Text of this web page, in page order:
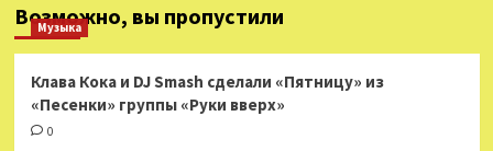
Возможно, вы пропустили
Музыка
Клава Кока и DJ Smash сделали «Пятницу» из
«Песенки» группы «Руки вверх»
0